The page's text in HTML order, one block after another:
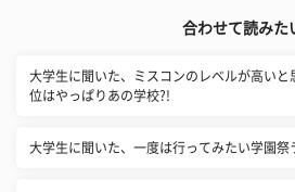
合わせて読みた
大学生に聞いた、ミスコンのレベルが高いと
位はやっぱりあの学校?!
大学生に聞いた、一度は行ってみたい学園祭